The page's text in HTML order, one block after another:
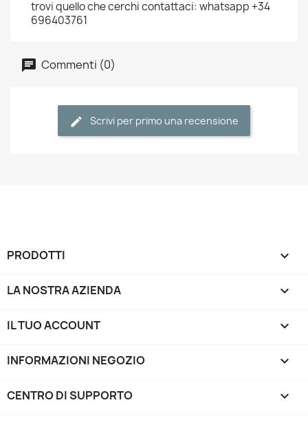
trovi quello che cerchi contattaci: whatsapp +34
696403761
Commenti (0)
Scrivi per primo una recensione
PRODOTTI 
LA NOSTRA AZIENDA 
IL TUO ACCOUNT 
INFORMAZIONI NEGOZIO keyboard_arrow_down
CENTRO DI SUPPORTO 